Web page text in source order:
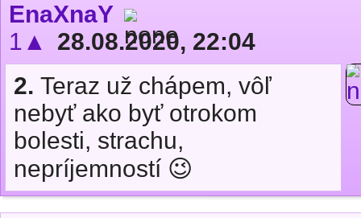
EnaXnaY
1▲
28.08.2020, 22:04
2. Teraz už chápem, vôľ
nebyť ako byť otrokom
bolesti, strachu,
nepríjemností 😉